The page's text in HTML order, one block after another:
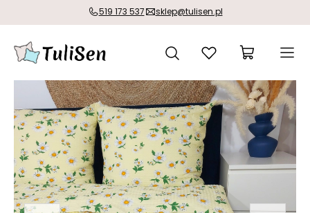
519 173 537 sklep@tulisen.pl